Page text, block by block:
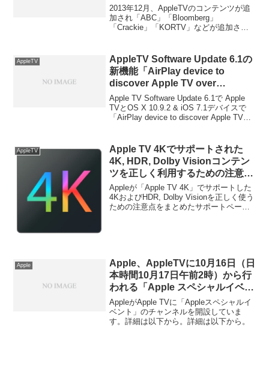
2013年12月、AppleTVのコンテンツが追
加され「ABC」「Bloomberg」
「Crackie」「KORTV」などが追加され
AppleTVのメインメニューに表示したく
ない！」っという人も多いようで
「AppleTVのメインメニューに表示され
ているコンテンツを隠す方法」が使われ
ているそうなので使い方をまとめまし
た。詳細は以下から。
AppleTV
AppleTV Software Update 6.1の
新機能「AirPlay device to
discover Apple TV over
Bluetooth」を試してみた。
Apple TV Software Update 6.1で Apple
TVとOS X 10.9.2 & iOS 7.1デバイスで
「AirPlay device to discover Apple TV
AppleTV
Apple TV 4Kでサポートされた
4K, HDR, Dolby Visionコンテン
ツを正しく利用するための注意
点。
Appleが「Apple TV 4K」でサポートした
4KおよびHDR, Dolby Visionを正しく使う
ための注意点をまとめたサポートページ
Apple
Apple、AppleTVに10月16日（日
本時間10月17日午前2時）から行
われる「Apple スペシャルイベン
ト」チャンネルを開設。
AppleがApple TVに「Appleスペシャルイ
ベント」のチャンネルを開設していま
す。詳細は以下から。詳細は以下から。